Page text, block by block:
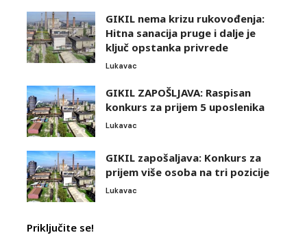
GIKIL nema krizu rukovođenja:
Hitna sanacija pruge i dalje je
ključ opstanka privrede
Lukavac
GIKIL ZAPOŠLJAVA: Raspisan
konkurs za prijem 5 uposlenika
Lukavac
GIKIL zapošaljava: Konkurs za
prijem više osoba na tri pozicije
Lukavac
Priključite se!